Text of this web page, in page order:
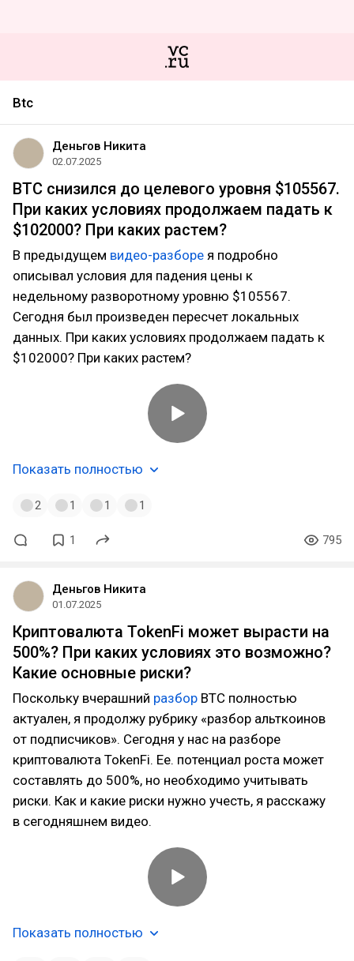
Btc
Деньгов Никита
02.07.2025
BTC снизился до целевого уровня $105567.
При каких условиях продолжаем падать к
$102000? При каких растем?
В предыдущем видео-разборе я подробно
описывал условия для падения цены к
недельному разворотному уровню $105567.
Сегодня был произведен пересчет локальных
данных. При каких условиях продолжаем падать к
$102000? При каких растем?
Показать полностью
2 1 1 1
1 795
Деньгов Никита
01.07.2025
Криптовалюта TokenFi может вырасти на
500%? При каких условиях это возможно?
Какие основные риски?
Поскольку вчерашний разбор BTC полностью
актуален, я продолжу рубрику «разбор альткоинов
от подписчиков». Сегодня у нас на разборе
криптовалюта TokenFi. Ее. потенциал роста может
составлять до 500%, но необходимо учитывать
риски. Как и какие риски нужно учесть, я расскажу
в сегодняшнем видео.
Показать полностью